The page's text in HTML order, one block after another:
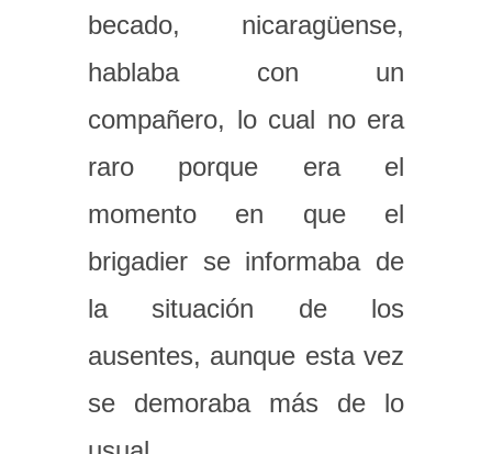
becado, nicaragüense,
hablaba con un
compañero, lo cual no era
raro porque era el
momento en que el
brigadier se informaba de
la situación de los
ausentes, aunque esta vez
se demoraba más de lo